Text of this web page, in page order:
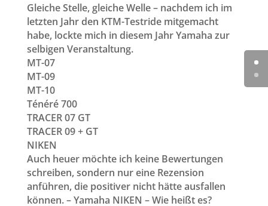
Gleiche Stelle, gleiche Welle – nachdem ich im
letzten Jahr den KTM-Testride mitgemacht
habe, lockte mich in diesem Jahr Yamaha zur
selbigen Veranstaltung.
MT-07
MT-09
MT-10
Ténéré 700
TRACER 07 GT
TRACER 09 + GT
NIKEN
Auch heuer möchte ich keine Bewertungen
schreiben, sondern nur eine Rezension
anführen, die positiver nicht hätte ausfallen
können. – Yamaha NIKEN – Wie heißt es?